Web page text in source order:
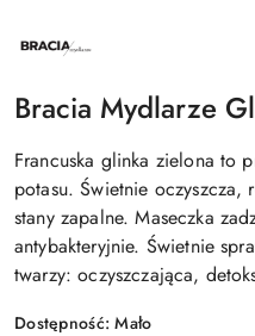
NAZWA
PRODUCENTA:
Bracia Mydlarze
Francuska glinka zielona to
potasu. Świetnie
stany zapalne. Maseczka
antybakteryjnie. Świetnie
twarzy: oczyszczająca,
Dostępność:Mało